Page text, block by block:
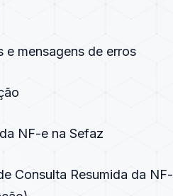
e mensagens de erros
NF-e na Sefaz
Consulta Resumida da